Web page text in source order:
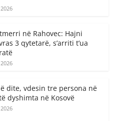
në Rahovec: Hajni
3 qytetarë, s’arriti t’ua
dite, vdesin tre persona në
dyshimta në Kosovë